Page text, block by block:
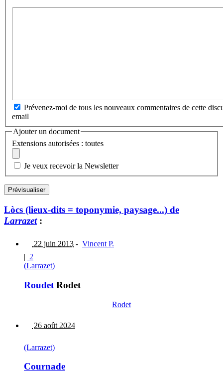
Prévenez-moi de tous les nouveaux commentaires de cette
email
Ajouter un document
Extensions autorisées : toutes
Je veux recevoir la Newsletter
Lòcs (lieux-dits = toponymie, paysage...) de
Larrazet:
22 juin 2013 - Vincent P.
| 2
(Larrazet)
Roudet Rodet
Rodet
26 août 2024
(Larrazet)
Cournade